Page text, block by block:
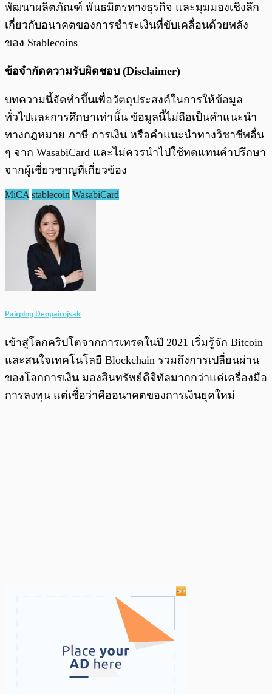
พัฒนาผลิตภัณฑ์ พันธมิตรทางธุรกิจ และมุมมองเชิงลึก
เกี่ยวกับอนาคตของการชำระเงินที่ขับเคลื่อนด้วยพลัง
ของ Stablecoins
ข้อจำกัดความรับผิดชอบ (Disclaimer)
บทความนี้จัดทำขึ้นเพื่อวัตถุประสงค์ในการให้ข้อมูล
ทั่วไปและการศึกษาเท่านั้น ข้อมูลนี้ไม่ถือเป็นคำแนะนำ
ทางกฎหมาย ภาษี การเงิน หรือคำแนะนำทางวิชาชีพอื่น
ๆ จาก WasabiCard และไม่ควรนำไปใช้ทดแทนคำปรึกษา
จากผู้เชี่ยวชาญที่เกี่ยวข้อง
MiCA stablecoin WasabiCard
Pairploy Denpairojsak
เข้าสู่โลกคริปโตจากการเทรดในปี 2021 เริ่มรู้จัก Bitcoin
และสนใจเทคโนโลยี Blockchain รวมถึงการเปลี่ยนผ่าน
ของโลกการเงิน มองสินทรัพย์ดิจิทัลมากกว่าแค่เครื่องมือ
การลงทุน แต่เชื่อว่าคืออนาคตของการเงินยุคใหม่